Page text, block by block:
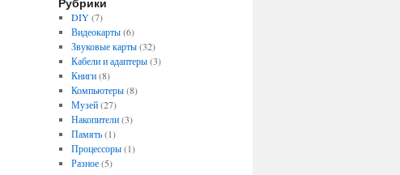
DIY(7)
Видеокарты(6)
Звуковые карты(32)
Кабели и адаптеры(3)
Книги(8)
Компьютеры(8)
Музей(27)
Накопители(3)
Память(1)
Процессоры(1)
Разное(5)